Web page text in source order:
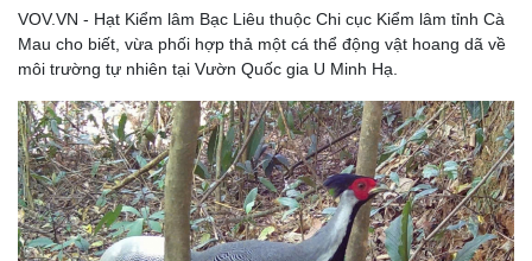
Thế giới thể thao
eSports
Hậu trường
Tư vấn
VOV.VN - Hạt Kiểm lâm Bạc Liêu thuộc Chi cục Kiểm lâm tỉnh Cà
Mau cho biết, vừa phối hợp thả một cá thể động vật hoang dã về
môi trường tự nhiên tại Vườn Quốc gia U Minh Hạ.